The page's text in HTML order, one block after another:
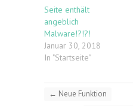
Seite enthält
angeblich
Malware!?!?!
Januar 30, 2018
In "Startseite"
← Neue Funktion